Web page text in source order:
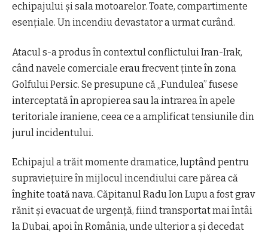
echipajului și sala motoarelor. Toate, compartimente
esențiale. Un incendiu devastator a urmat curând.
Atacul s-a produs în contextul conflictului Iran-Irak,
când navele comerciale erau frecvent ținte în zona
Golfului Persic. Se presupune că „Fundulea” fusese
interceptată în apropierea sau la intrarea în apele
teritoriale iraniene, ceea ce a amplificat tensiunile din
jurul incidentului.
Echipajul a trăit momente dramatice, luptând pentru
supraviețuire în mijlocul incendiului care părea că
înghite toată nava. Căpitanul Radu Ion Lupu a fost grav
rănit și evacuat de urgență, fiind transportat mai întâi
la Dubai, apoi în România, unde ulterior a și decedat